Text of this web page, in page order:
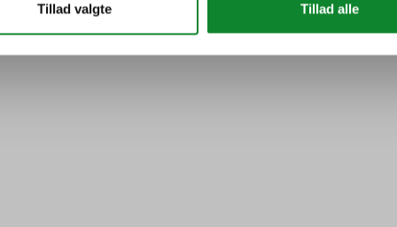
Tillad valgte Tillad alle